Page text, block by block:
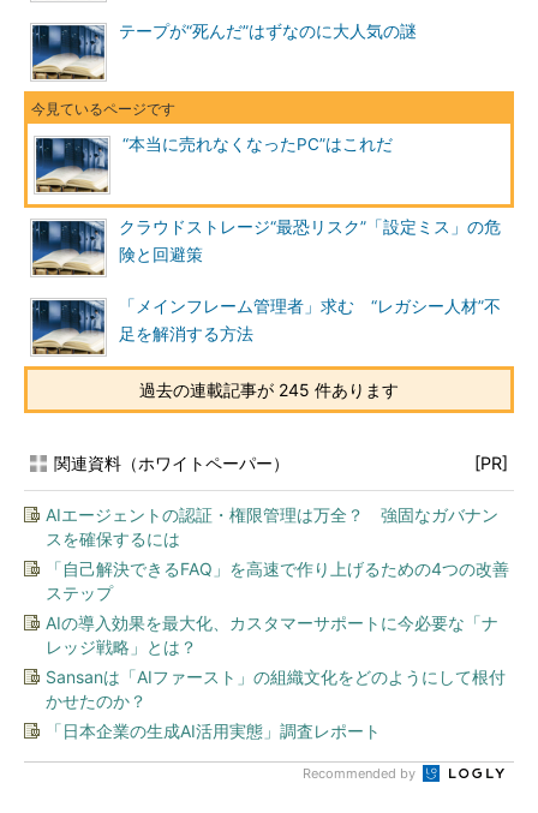
テープが“死んだ”はずなのに大人気の謎
“本当に売れなくなったPC”はこれだ
クラウドストレージ“最恐リスク”「設定ミス」の危
険と回避策
「メインフレーム管理者」求む “レガシー人材”不
足を解消する方法
過去の連載記事が 245 件あります
関連資料（ホワイトペーパー） [PR]
AIエージェントの認証・権限管理は万全？ 強固なガバナン
スを確保するには
「自己解決できるFAQ」を高速で作り上げるための4つの改善
ステップ
AIの導入効果を最大化、カスタマーサポートに今必要な「ナ
レッジ戦略」とは？
Sansanは「AIファースト」の組織文化をどのようにして根付
かせたのか？
「日本企業の生成AI活用実態」調査レポート
Recommended by